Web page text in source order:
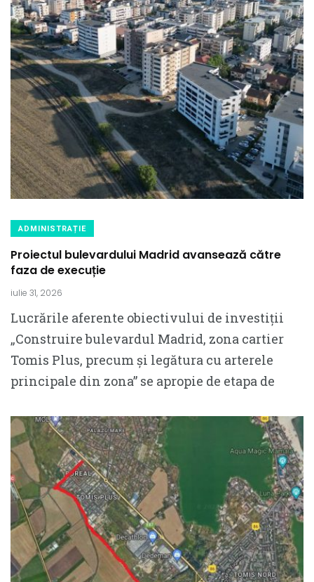
ADMINISTRAȚIE
Proiectul bulevardului Madrid avansează către
faza de execuție
iulie 31, 2026
Lucrările aferente obiectivului de investiții
„Construire bulevardul Madrid, zona cartier
Tomis Plus, precum și legătura cu arterele
principale din zona” se apropie de etapa de